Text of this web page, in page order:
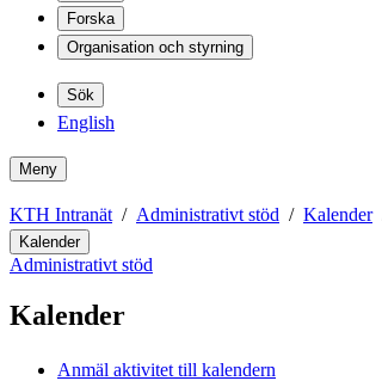
Forska
Organisation och styrning
Sök
English
Meny
KTH Intranät Administrativt stöd Kalender
Kalender
Administrativt stöd
Kalender
Anmäl aktivitet till kalendern